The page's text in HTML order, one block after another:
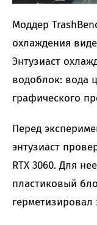
Моддер
охлаждения
Энтузиаст
водоблок: вода
графического
Перед
энтузиаст
RTX 3060. Для
пластиковый
герметизировал